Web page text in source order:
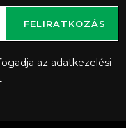
az adatkezelési
FELIRATKOZÁS